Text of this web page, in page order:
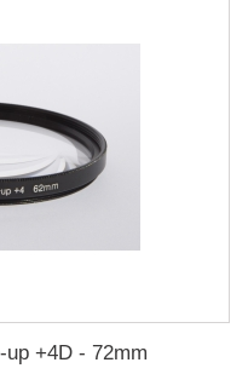
+4D - 72mm